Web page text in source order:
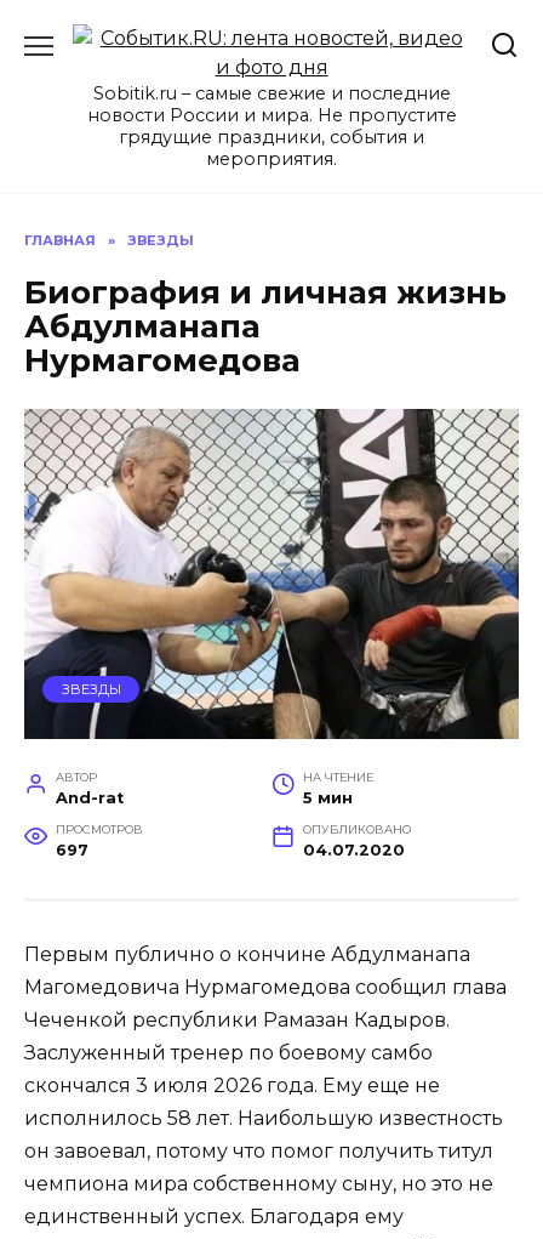
Sobitik.ru – самые свежие и последние
новости России и мира. Не пропустите
грядущие праздники, события и
мероприятия.
ГЛАВНАЯ » ЗВЕЗДЫ
Биография и личная жизнь
Абдулманапа
Нурмагомедова
ЗВЕЗДЫ
АВТОР
And-rat
НА ЧТЕНИЕ
5 мин
ПРОСМОТРОВ
697
ОПУБЛИКОВАНО
04.07.2020
Первым публично о кончине Абдулманапа
Магомедовича Нурмагомедова сообщил глава
Чеченкой республики Рамазан Кадыров.
Заслуженный тренер по боевому самбо
скончался 3 июля 2026 года. Ему еще не
исполнилось 58 лет. Наибольшую известность
он завоевал, потому что помог получить титул
чемпиона мира собственному сыну, но это не
единственный успех. Благодаря ему